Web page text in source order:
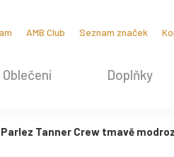
AMB Club Seznam značek
Oblečení Doplňky
Parlez Tanner Crew tmavě